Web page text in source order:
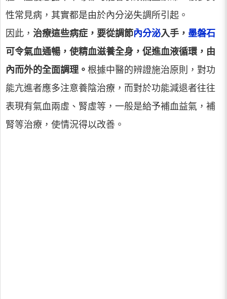
性常見病，其實都是由於內分泌失調所引起。
因此， 治療這些病症，要從調節內分泌入手， 墨磐石
可令氣血通暢，使精血滋養全身，促進血液循環，由
內而外的全面調理。 根據中醫的辨證施治原則，對功
能亢進者應多注意養陰治療，而對於功能減退者往往
表現有氣血兩虛、腎虛等，一般是給予補血益氣，補
腎等治療，使情況得以改善。